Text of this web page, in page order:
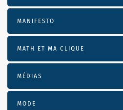
MANIFESTO
MATH ET MA CLIQUE
MÉDIAS
MODE